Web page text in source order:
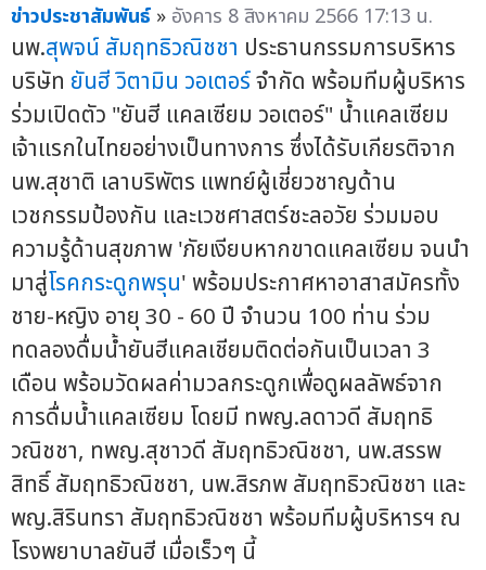
ข่าวประชาสัมพันธ์ » อังคาร 8 สิงหาคม 2566 17:13 น.
นพ.สุพจน์ สัมฤทธิวณิชชา ประธานกรรมการบริหาร
บริษัท ยันฮี วิตามิน วอเตอร์จำกัด พร้อมทีมผู้บริหาร
ร่วมเปิดตัว "ยันฮี แคลเซียม วอเตอร์" น้ำแคลเซียม
เจ้าแรกในไทยอย่างเป็นทางการ ซึ่งได้รับเกียรติจาก
นพ.สุชาติ เลาบริพัตร แพทย์ผู้เชี่ยวชาญด้าน
เวชกรรมป้องกัน และเวชศาสตร์ชะลอวัย ร่วมมอบ
ความรู้ด้านสุขภาพ 'ภัยเงียบหากขาดแคลเซียม จนนำ
มาสู่โรคกระดูกพรุน' พร้อมประกาศหาอาสาสมัครทั้ง
ชาย-หญิง อายุ 30 - 60 ปี จำนวน 100 ท่าน ร่วม
ทดลองดื่มน้ำยันฮีแคลเชียมติดต่อกันเป็นเวลา 3
เดือน พร้อมวัดผลค่ามวลกระดูกเพื่อดูผลลัพธ์จาก
การดื่มน้ำแคลเซียม โดยมี ทพญ.ลดาวดี สัมฤทธิ
วณิชชา, ทพญ.สุชาวดี สัมฤทธิวณิชชา, นพ.สรรพ
สิทธิ์ สัมฤทธิวณิชชา, นพ.สิรภพ สัมฤทธิวณิชชา และ
พญ.สิรินทรา สัมฤทธิวณิชชา พร้อมทีมผู้บริหารฯ ณ
โรงพยาบาลยันฮี เมื่อเร็วๆ นี้